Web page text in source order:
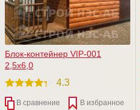
Блок-контейнер VIP-001
2,5х6,0
4.3
В сравнение В избранное